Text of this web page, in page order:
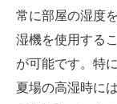
常に部屋の湿度
湿機を使用する
が可能です。特
夏場の高湿時に